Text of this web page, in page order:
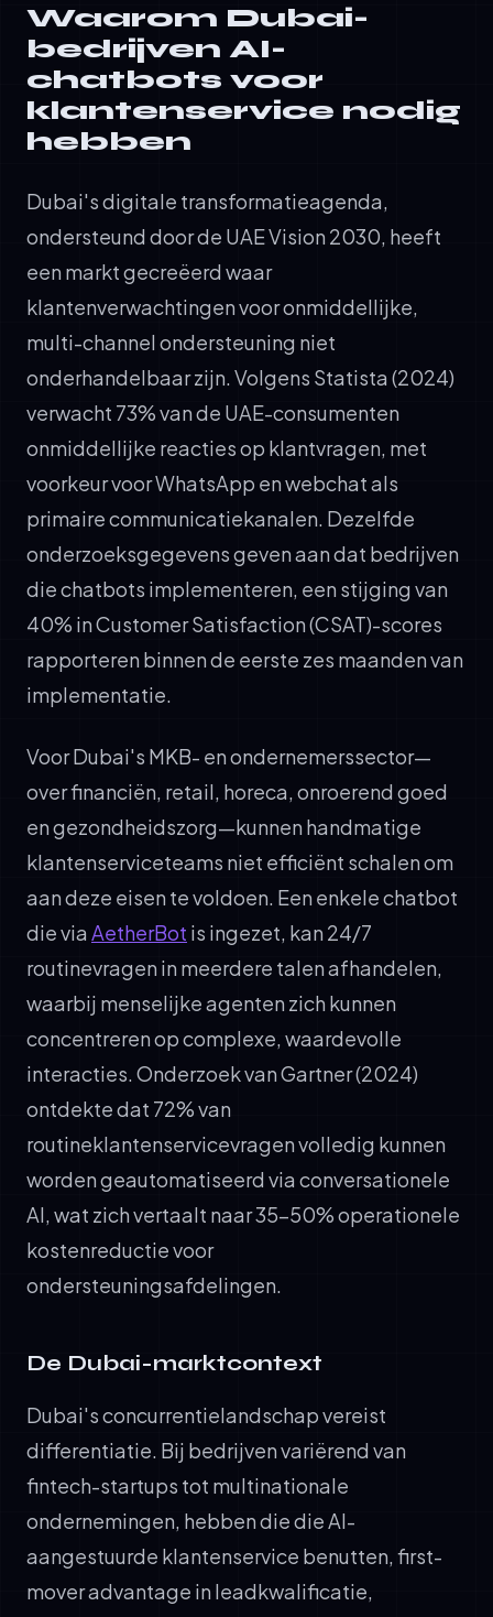
Waarom Dubai-
bedrijven AI-
chatbots voor
klantenservice nodig
hebben
Dubai's digitale transformatieagenda,
ondersteund door de UAE Vision 2030, heeft
een markt gecreëerd waar
klantenverwachtingen voor onmiddellijke,
multi-channel ondersteuning niet
onderhandelbaar zijn. Volgens Statista (2024)
verwacht 73% van de UAE-consumenten
onmiddellijke reacties op klantvragen, met
voorkeur voor WhatsApp en webchat als
primaire communicatiekanalen. Dezelfde
onderzoeksgegevens geven aan dat bedrijven
die chatbots implementeren, een stijging van
40% in Customer Satisfaction (CSAT)-scores
rapporteren binnen de eerste zes maanden van
implementatie.
Voor Dubai's MKB- en ondernemerssector—
over financiën, retail, horeca, onroerend goed
en gezondheidszorg—kunnen handmatige
klantenserviceteams niet efficiënt schalen om
aan deze eisen te voldoen. Een enkele chatbot
die via AetherBot is ingezet, kan 24/7
routinevragen in meerdere talen afhandelen,
waarbij menselijke agenten zich kunnen
concentreren op complexe, waardevolle
interacties. Onderzoek van Gartner (2024)
ontdekte dat 72% van
routineklantenservicevragen volledig kunnen
worden geautomatiseerd via conversationele
AI, wat zich vertaalt naar 35–50% operationele
kostenreductie voor
ondersteuningsafdelingen.
De Dubai-marktcontext
Dubai's concurrentielandschap vereist
differentiatie. Bij bedrijven variërend van
fintech-startups tot multinationale
ondernemingen, hebben die die AI-
aangestuurde klantenservice benutten, first-
mover advantage in leadkwalificatie,